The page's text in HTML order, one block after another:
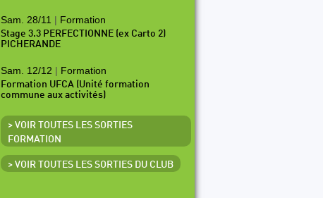
Sam. 28/11 | Formation
Stage 3.3 PERFECTIONNE (ex Carto 2)
PICHERANDE
Sam. 12/12 | Formation
Formation UFCA (Unité formation
commune aux activités)
> VOIR TOUTES LES SORTIES
FORMATION
> VOIR TOUTES LES SORTIES DU CLUB